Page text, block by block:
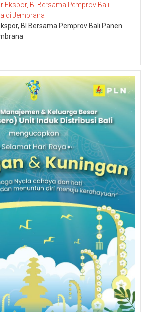
BI Bersama Pemprov Bali Panen